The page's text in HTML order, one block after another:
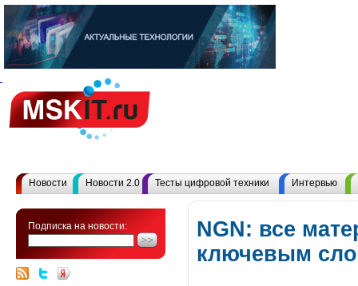
Новости Новости 2.0 Тесты цифровой техники Интервью
Подписка на новости:
NGN: все
ключевым